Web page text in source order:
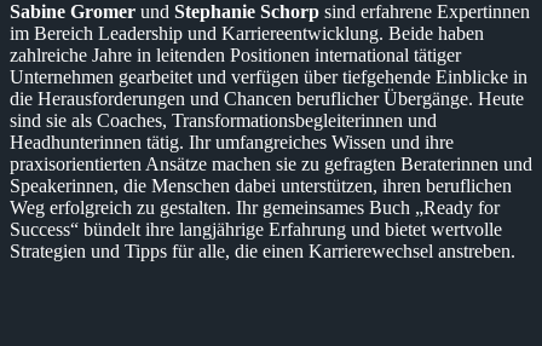
Sabine Gromer und Stephanie Schorp sind erfahrene Expertinnen
im Bereich Leadership und Karriereentwicklung. Beide haben
zahlreiche Jahre in leitenden Positionen international tätiger
Unternehmen gearbeitet und verfügen über tiefgehende Einblicke in
die Herausforderungen und Chancen beruflicher Übergänge. Heute
sind sie als Coaches, Transformationsbegleiterinnen und
Headhunterinnen tätig. Ihr umfangreiches Wissen und ihre
praxisorientierten Ansätze machen sie zu gefragten Beraterinnen und
Speakerinnen, die Menschen dabei unterstützen, ihren beruflichen
Weg erfolgreich zu gestalten. Ihr gemeinsames Buch „Ready for
Success“ bündelt ihre langjährige Erfahrung und bietet wertvolle
Strategien und Tipps für alle, die einen Karrierewechsel anstreben.